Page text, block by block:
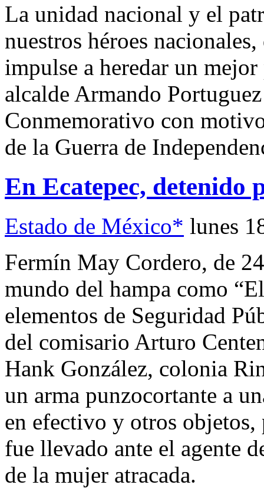
La unidad nacional y el
nuestros héroes
impulse a heredar un
alcalde Armando
Conmemorativo con
de la Guerra de
En Ecatepec, detenido
Estado de México* lunes
Fermín May Cordero, de
mundo del hampa como
elementos de Seguridad
del comisario Arturo
Hank González, colonia
un arma punzocortante a
en efectivo y otros
fue llevado ante el agente
de la mujer atracada.